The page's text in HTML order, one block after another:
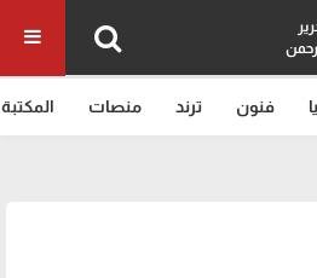
فنون ترند منصات المكتبة